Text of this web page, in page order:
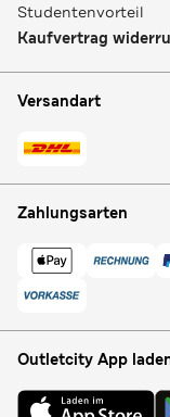
Studentenvorteil
Kaufvertrag
Versandart
Zahlungsarten
Outletcity App